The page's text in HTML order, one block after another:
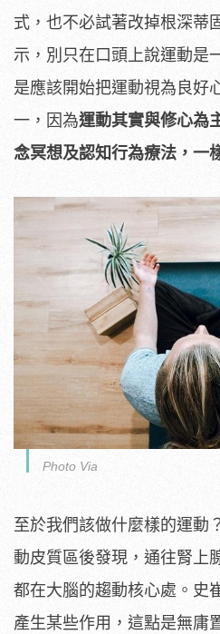
式，也不必試著改掉根深蒂
示，別只在口頭上說運動是
是應該開始把運動視為良好
一，因為運動其實與修心為
念冥想及認知行為療法，一
Photo Via
至於我們該做什麼樣的運動
動皮質區後發現，通往腎上
都在大腦的趨動核心處。史
產生某些作用，這點是無庸